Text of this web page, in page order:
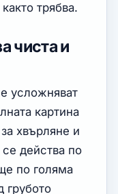
трябва.
чиста и
усложняват
картина
хвърляне и
действа по
по голяма
грубото